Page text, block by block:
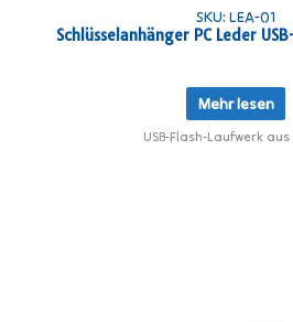
SKU: LEA-01
Schlüsselanhänger PC Leder
Mehr lesen
USB-Flash-Laufwerk